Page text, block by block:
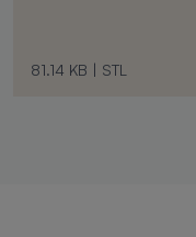
81.14 KB | STL